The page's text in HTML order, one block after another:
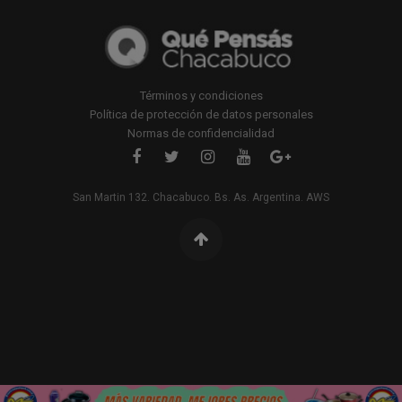
Términos y condiciones
Política de protección de datos personales
Normas de confidencialidad
San Martin 132. Chacabuco. Bs. As. Argentina. AWS